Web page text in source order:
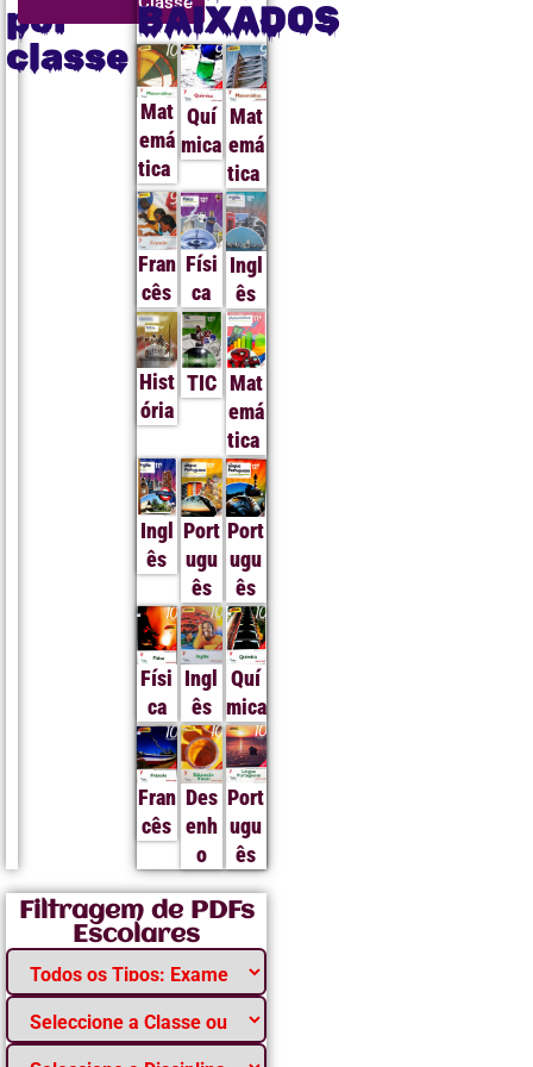
por
classe
BAIXADOS
Mat
emá
tica
Quí
mica
Mat
emá
tica
Fran
cês
Físi
ca
Ingl
ês
Hist
ória
TIC Mat
emá
tica
Ingl
ês
Port
ugu
ês
Port
ugu
ês
Físi
ca
Ingl
ês
Quí
mica
Fran
cês
Des
enh
o
Port
ugu
ês
Filtragem de PDFs
Escolares